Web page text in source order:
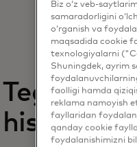
Tegishli
hisobotlar
Biz o‘z veb-
samaradorligini
o‘rganish va
maqsadida cookie
texnologiyalarni
Shuningdek, ayrim
faolligi hamda
reklama namoyish
fayllaridan
qanday cookie
foydalanishimizni